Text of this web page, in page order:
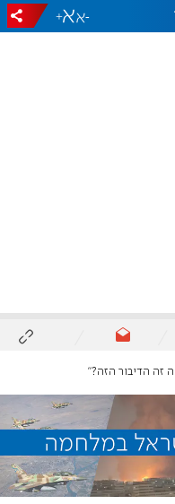
-
+
זה הדיבור הזה?"